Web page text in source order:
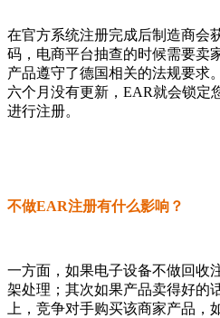
在官方系统注册完成后制造商会
码，电商平台抽查的时候需要卖
产品遵守了德国相关的法规要求
六个月没有更新，EAR就会锁定
进行注册。
不做EAR注册有什么影响？
一方面，如果电子设备不做回收
架处理；其次如果产品卖得好的
上，竞争对手购买该商家产品，